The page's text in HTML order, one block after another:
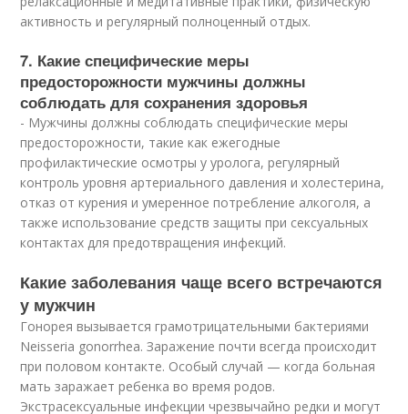
активность и регулярный полноценный отдых.
7. Какие специфические меры
предосторожности мужчины должны
соблюдать для сохранения здоровья
- Мужчины должны соблюдать специфические меры
предосторожности, такие как ежегодные
профилактические осмотры у уролога, регулярный
контроль уровня артериального давления и холестерина,
отказ от курения и умеренное потребление алкоголя, а
также использование средств защиты при сексуальных
контактах для предотвращения инфекций.
Какие заболевания чаще всего встречаются
у мужчин
Гонорея вызывается грамотрицательными бактериями
Neisseria gonorrhea. Заражение почти всегда происходит
при половом контакте. Особый случай — когда больная
мать заражает ребенка во время родов.
Экстрасексуальные инфекции чрезвычайно редки и могут